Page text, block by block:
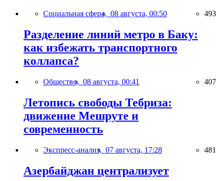
Социальная сфера, 08 августа, 00:50 493
Разделение линий метро в Баку:
как избежать транспортного
коллапса?
Общество, 08 августа, 00:41 407
Летопись свободы Тебриза:
движение Мешруте и
современность
Экспресс-анализ, 07 августа, 17:28 481
Азербайджан централизует